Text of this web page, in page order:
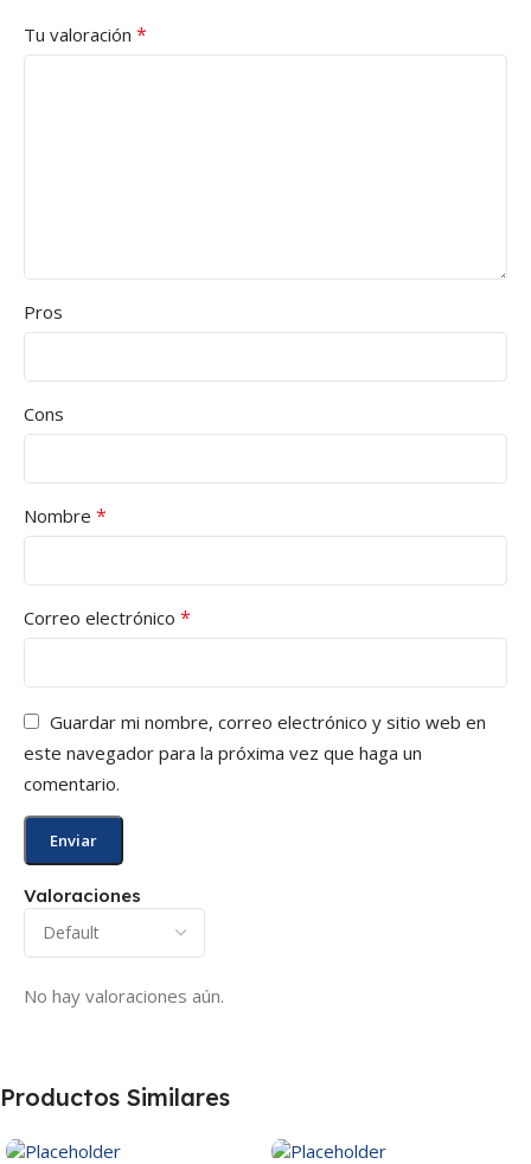
Valoraciones
No hay valoraciones aún.
Tu valoración *
Pros
Cons
Nombre *
Correo electrónico *
Guardar mi nombre, correo electrónico y sitio web en
este navegador para la próxima vez que haga un
comentario.
Productos Similares